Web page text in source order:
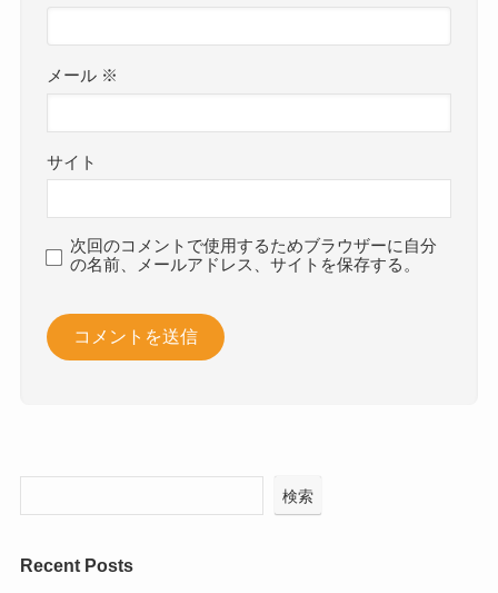
メール ※
サイト
次回のコメントで使用するためブラウザーに自分
の名前、メールアドレス、サイトを保存する。
検索
Recent Posts